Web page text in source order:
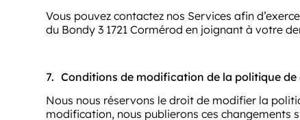
Vous pouvez contactez nos Services afin
du Bondy 3 1721 Cormérod en joignant à votre
7. Conditions de modification de la politique
Nous nous réservons le droit de modifier la
modification, nous publierons ces changements